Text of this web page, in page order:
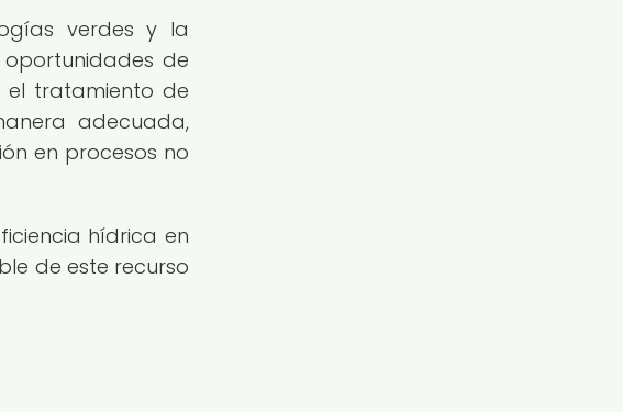
verdes y la
de
el tratamiento de
adecuada,
en procesos no
hídrica en
de este recurso